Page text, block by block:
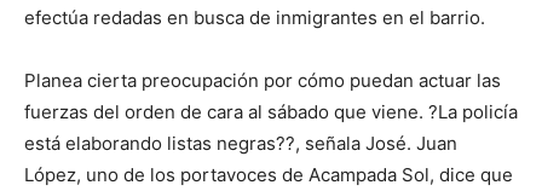
efectúa redadas en busca de inmigrantes en el barrio.
Planea cierta preocupación por cómo puedan actuar las
fuerzas del orden de cara al sábado que viene. ?La policía
está elaborando listas negras??, señala José. Juan
López, uno de los portavoces de Acampada Sol, dice que